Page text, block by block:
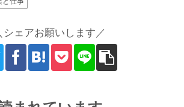
シェアお願いします／